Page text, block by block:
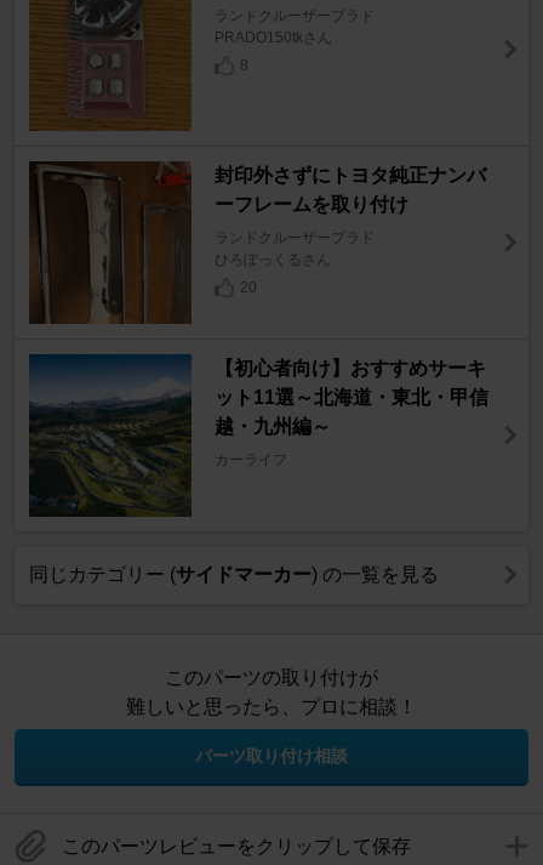
ランドクルーザープラド
PRADO150tkさん
8
封印外さずにトヨタ純正ナンバ
ーフレームを取り付け
ランドクルーザープラド
ひろぽっくるさん
20
【初心者向け】おすすめサーキ
ット11選～北海道・東北・甲信
越・九州編～
カーライフ
同じカテゴリー (サイドマーカー) の一覧を見る
このパーツの取り付けが
難しいと思ったら、プロに相談！
パーツ取り付け相談
このパーツレビューをクリップして保存